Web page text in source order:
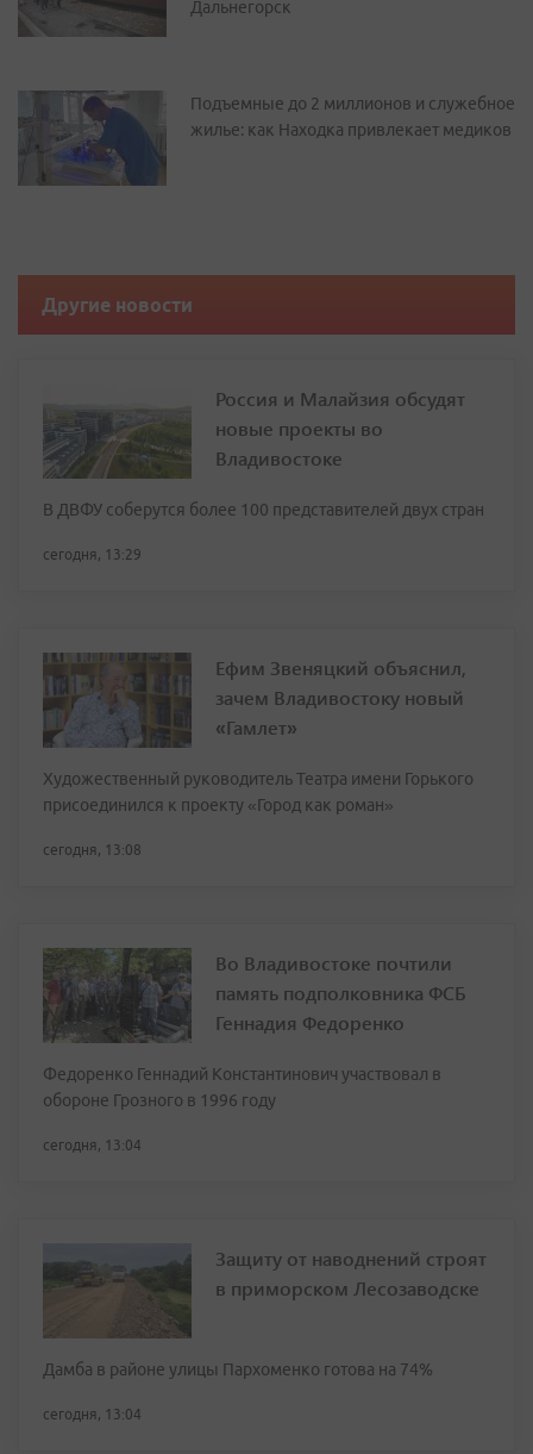
Дальнегорск
Подъемные до 2 миллионов и служебное
жилье: как Находка привлекает медиков
Другие новости
Россия и Малайзия обсудят
новые проекты во
Владивостоке
В ДВФУ соберутся более 100 представителей двух стран
сегодня, 13:29
Ефим Звеняцкий объяснил,
зачем Владивостоку новый
«Гамлет»
Художественный руководитель Театра имени Горького
присоединился к проекту «Город как роман»
сегодня, 13:08
Во Владивостоке почтили
память подполковника ФСБ
Геннадия Федоренко
Федоренко Геннадий Константинович участвовал в
обороне Грозного в 1996 году
сегодня, 13:04
Защиту от наводнений строят
в приморском Лесозаводске
Дамба в районе улицы Пархоменко готова на 74%
сегодня, 13:04